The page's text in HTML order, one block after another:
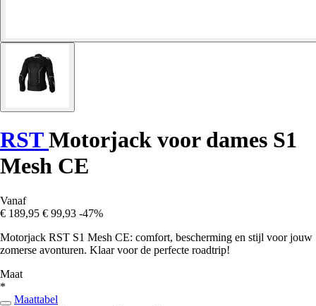
RSTMotorjack voor dames S1
Mesh CE
Vanaf
€ 189,95 € 99,93 -47%
Motorjack RST S1 Mesh CE: comfort, bescherming en stijl voor jouw
zomerse avonturen. Klaar voor de perfecte roadtrip!
Maat
*
Maattabel